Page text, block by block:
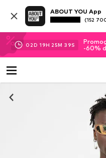
ABOUT YOU App
(152
02D 19H 25M 38S
-60%